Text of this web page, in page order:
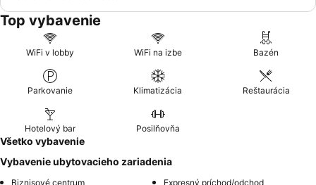
Top vybavenie
WiFi v lobby WiFi na izbe Bazén
Parkovanie Klimatizácia Reštaurácia
Hotelový bar Posilňovňa
Všetko vybavenie
Vybavenie ubytovacieho zariadenia
Biznisové centrum
Expresný príchod/odchod